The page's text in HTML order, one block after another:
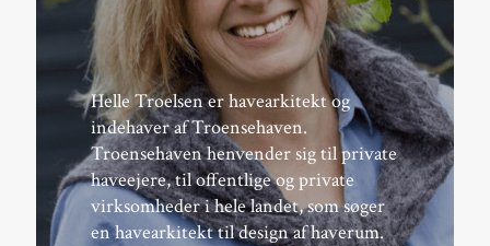
Helle Troelsen er havearkitekt og
indehaver af Troensehaven.
Troensehaven henvender sig til private
haveejere, til offentlige og private
virksomheder i hele landet, som søger
en havearkitekt til design af haverum.